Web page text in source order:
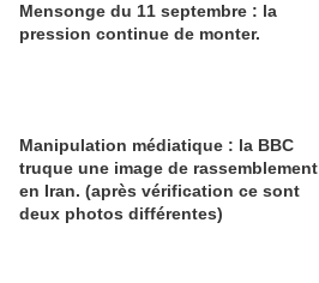
Mensonge du 11 septembre : la
pression continue de monter.
Manipulation médiatique : la BBC
truque une image de rassemblement
en Iran. (après vérification ce sont
deux photos différentes)